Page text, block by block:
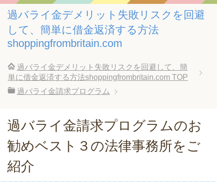
過バライ金デメリット失敗リスクを回避
して、簡単に借金返済する方法
shoppingfrombritain.com
過バライ金デメリット失敗リスクを回避して、簡
単に借金返済する方法shoppingfrombritain.com TOP
過バライ金請求プログラム
過バライ金請求プログラムのお
勧めベスト３の法律事務所をご
紹介